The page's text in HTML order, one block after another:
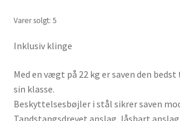
Let’s Keep In Touch
Min konto
Min konto
Varer solgt: 5
Inklusiv klinge
Med en vægt på 22 kg er saven den
sin klasse.
Beskyttelsesbøjler i stål sikrer saven
Tandstangsdrevet anslag, låsbart